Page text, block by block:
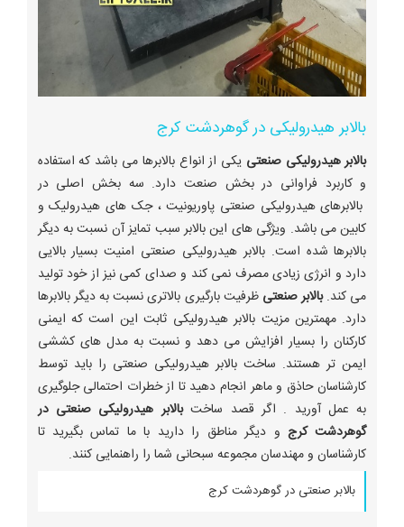
بالابر هیدرولیکی در گوهردشت کرج
بالابر هیدرولیکی صنعتی یکی از انواع بالابرها می باشد که استفاده
و کاربرد فراوانی در بخش صنعت دارد. سه بخش اصلی در
بالابرهای هیدرولیکی صنعتی پاوریونیت ، جک های هیدرولیک و
کابین می باشد. ویژگی های این بالابر سبب تمایز آن نسبت به دیگر
بالابرها شده است. بالابر هیدرولیکی صنعتی امنیت بسیار بالایی
دارد و انرژی زیادی مصرف نمی کند و صدای کمی نیز از خود تولید
می کند.بالابر صنعتی ظرفیت بارگیری بالاتری نسبت به دیگر بالابرها
دارد. مهمترین مزیت بالابر هیدرولیکی ثابت این است که ایمنی
کارکنان را بسیار افزایش می دهد و نسبت به مدل های کششی
ایمن تر هستند. ساخت بالابر هیدرولیکی صنعتی را باید توسط
کارشناسان حاذق و ماهر انجام دهید تا از خطرات احتمالی جلوگیری
به عمل آورید . اگر قصد ساختبالابر هیدرولیکی صنعتی در
گوهردشت کرج و دیگر مناطق را دارید با ما تماس بگیرید تا
کارشناسان و مهندسان مجموعه سبحانی شما را راهنمایی کنند.
بالابر صنعتی در گوهردشت کرج